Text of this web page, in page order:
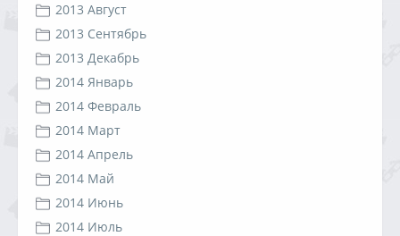
2013 Август
2013 Сентябрь
2013 Декабрь
2014 Январь
2014 Февраль
2014 Март
2014 Апрель
2014 Май
2014 Июнь
2014 Июль